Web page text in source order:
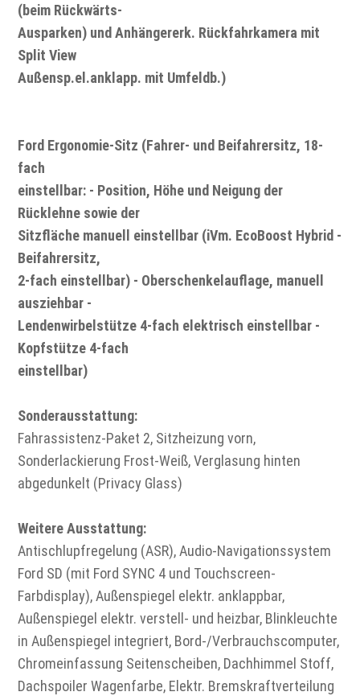
(beim Rückwärts-
Ausparken) und Anhängererk. Rückfahrkamera mit
Split View
Außensp.el.anklapp. mit Umfeldb.)
Ford Ergonomie-Sitz (Fahrer- und Beifahrersitz, 18-
fach
einstellbar: - Position, Höhe und Neigung der
Rücklehne sowie der
Sitzfläche manuell einstellbar (iVm. EcoBoost Hybrid -
Beifahrersitz,
2-fach einstellbar) - Oberschenkelauflage, manuell
ausziehbar -
Lendenwirbelstütze 4-fach elektrisch einstellbar -
Kopfstütze 4-fach
einstellbar)
Sonderausstattung:
Fahrassistenz-Paket 2, Sitzheizung vorn,
Sonderlackierung Frost-Weiß, Verglasung hinten
abgedunkelt (Privacy Glass)
Weitere Ausstattung:
Antischlupfregelung (ASR), Audio-Navigationssystem
Ford SD (mit Ford SYNC 4 und Touchscreen-
Farbdisplay), Außenspiegel elektr. anklappbar,
Außenspiegel elektr. verstell- und heizbar, Blinkleuchte
in Außenspiegel integriert, Bord-/Verbrauchscomputer,
Chromeinfassung Seitenscheiben, Dachhimmel Stoff,
Dachspoiler Wagenfarbe, Elektr. Bremskraftverteilung